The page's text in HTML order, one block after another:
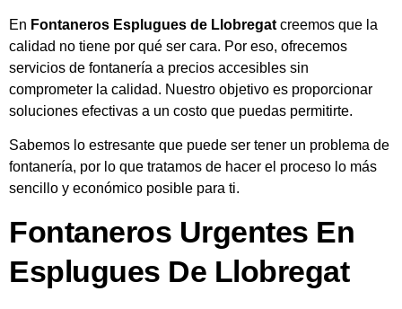
En Fontaneros Esplugues de Llobregat creemos que la
calidad no tiene por qué ser cara. Por eso, ofrecemos
servicios de fontanería a precios accesibles sin
comprometer la calidad. Nuestro objetivo es proporcionar
soluciones efectivas a un costo que puedas permitirte.
Sabemos lo estresante que puede ser tener un problema de
fontanería, por lo que tratamos de hacer el proceso lo más
sencillo y económico posible para ti.
Fontaneros Urgentes En
Esplugues De Llobregat